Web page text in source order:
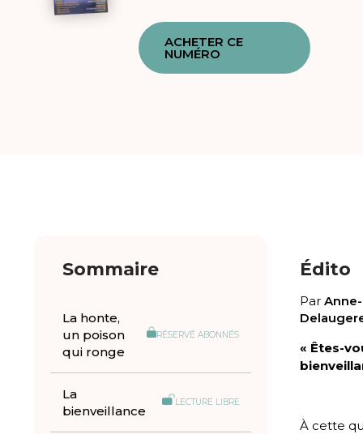
ACHETER CE
NUMÉRO
Sommaire
La honte,
un poison
qui ronge
RÉSERVÉ ABONNÉS
La
bienveillance
LECTURE LIBRE
Édito
Par
« Êtes-
À cette